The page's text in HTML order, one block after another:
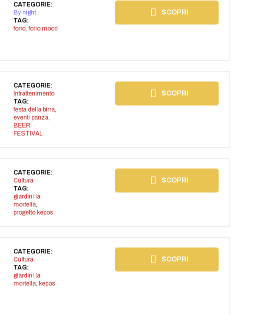
CATEGORIE:
By night
TAG:
forio, forio mood
SCOPRI
CATEGORIE:
Intrattenimento
TAG:
festa della birra,
eventi panza,
BEER
FESTIVAL
SCOPRI
CATEGORIE:
Cultura
TAG:
giardini la
mortella,
progetto kepos
SCOPRI
CATEGORIE:
Cultura
TAG:
giardini la
mortella, kepos
SCOPRI